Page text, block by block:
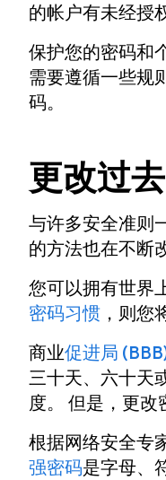
的帐户有未经授
保护您的密码和
需要遵循一些规
码。
更改过
与许多安全准则
的方法也在不断
您可以拥有世界
密码习惯 ，则您
商业促进局
三十天、六十天
度。 但是，更改
根据网络安全专
强密码是字母、